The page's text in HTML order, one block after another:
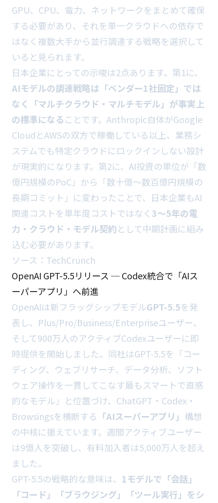
GPU、CPU、電力、ネットワークをまとめて確保
する必要があり、それを単一クラウドへの依存で
はなく複数大手から並行調達する戦略を選択して
いると見られます。
日本企業にとっての示唆は2点あります。第1に、
AIモデルの調達戦略は「ベンダー1社固定」では
なく「マルチクラウド・マルチモデル」が事実上
の標準になることです。Anthropic自体がGoogle
CloudとAWSの双方で稼働している以上、業務シ
ステムでも特定クラウドにロックインしない設計
が現実的になります。第2に、AI投資の単位が「数
億円規模のPoC」から「数十億〜数百億円規模の
長期コミット」に変わったことで、日本企業もAI
関連コストを単年度コストではなく 3〜5年の電
力・クラウド・モデル契約として中期計画に組み
込む必要があります。
ソース： TechCrunch
OpenAI GPT-5.5リリース ─ Codex統合で「AIス
ーパーアプリ」へ前進
OpenAIは新フラッグシップモデルGPT-5.5を発
表し、Plus/Pro/Business/Enterpriseユーザー、
そして900万人のアクティブCodexユーザーに即
時提供を開始しました。同社はGPT-5.5を「コー
ディング、ウェブリサーチ、データ分析、ソフト
ウェア操作を一貫してこなす最もスマートで直感
的なモデル」と位置づけ、ChatGPT・Codex・
Browsingsを横断する 「AIスーパーアプリ」 構想
の中核に据えています。週間アクティブユーザー
は9億人を突破し、有料加入者は5,000万人を超え
ました。
GPT-5.5の戦略的な意味は、 1モデルで「会話」
「コード」「ブラウジング」「ツール実行」をシ